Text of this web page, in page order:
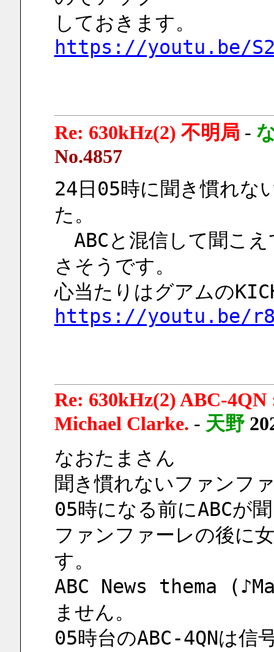
しておきます。
https://youtu.be/
Re: 630kHz(2) 不明局 -
No.4857
24日05時に聞き慣れな
た。
ABCと混信して聞こ
さそうです。
心当たりはグアムの
https://youtu.be/
Re: 630kHz(2) ABC-
Michael Clarke. - 天野
なおたまさん
聞き慣れないファンフ
05時になる前にABCが
ファンファーレの後に
す。
ABC News thema
ません。
05時台のABC-4QNは信